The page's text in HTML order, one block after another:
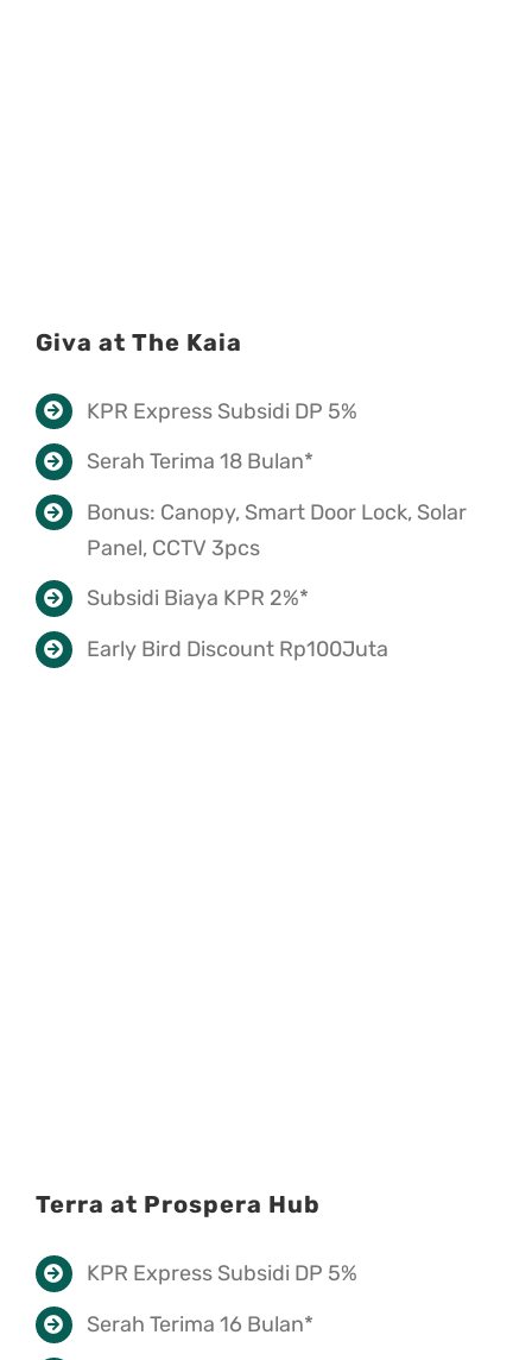
Giva at The Kaia
KPR Express Subsidi DP 5%
Serah Terima 18 Bulan*
Bonus: Canopy, Smart Door Lock, Solar
Panel, CCTV 3pcs
Subsidi Biaya KPR 2%*
Early Bird Discount Rp100Juta
Terra at Prospera Hub
KPR Express Subsidi DP 5%
Serah Terima 16 Bulan*